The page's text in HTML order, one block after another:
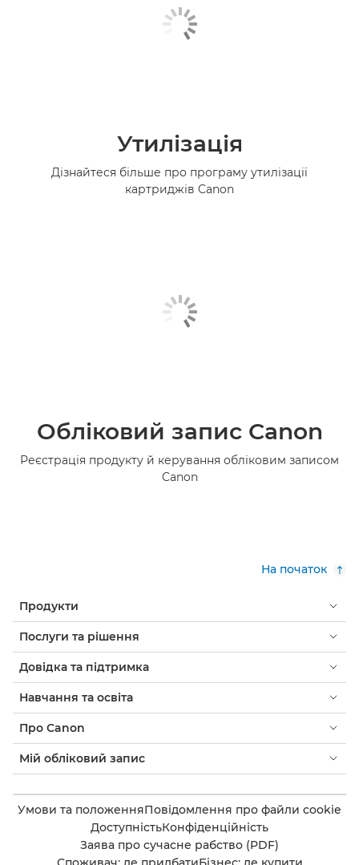
Утилізація
Дізнайтеся більше про програму утилізації
картриджів Canon
Обліковий запис Canon
Реєстрація продукту й керування обліковим записом
Canon
На початок
Продукти
Послуги та рішення
Довідка та підтримка
Навчання та освіта
Про Canon
Мій обліковий запис
Умови та положенняПовідомлення про файли cookie
ДоступністьКонфіденційність
Заява про сучасне рабство (PDF)